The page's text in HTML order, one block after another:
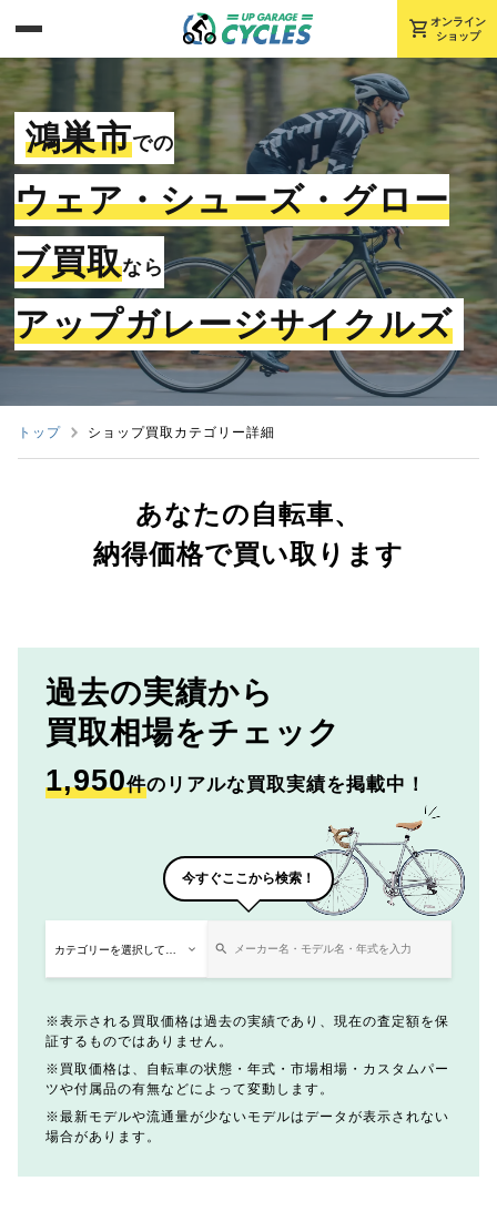
shopping_cart オンライン
ショップ
鴻巣市での
ウェア・シューズ・グロー
ブ買取なら
アップガレージサイクルズ
トップ ショップ買取カテゴリー詳細
あなたの自転車、
納得価格で買い取ります
過去の実績から
買取相場をチェック
1,950件のリアルな買取実績を掲載中！
今すぐここから検索！
表示される買取価格は過去の実績であり、現在の査定額を保
証するものではありません。
買取価格は、自転車の状態・年式・市場相場・カスタムパー
ツや付属品の有無などによって変動します。
最新モデルや流通量が少ないモデルはデータが表示されない
場合があります。